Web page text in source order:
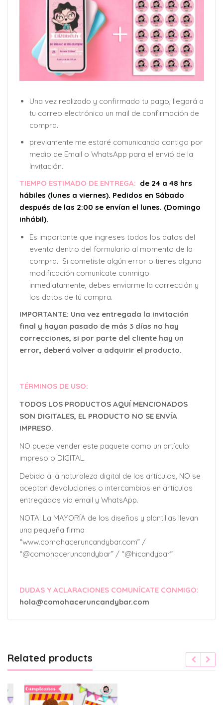
Una vez realizado y confirmado tu pago, llegará a
tu correo electrónico un mail de confirmación de
compra.
previamente me estaré comunicando contigo por
medio de Email o WhatsApp para el envió de la
Invitación.
TIEMPO ESTIMADO DE ENTREGA: de 24 a 48 hrs
hábiles (lunes a viernes). Pedidos en Sábado
después de las 2:00 se envían el lunes. (Domingo
inhábil).
Es importante que ingreses todos los datos del
evento dentro del formulario al momento de la
compra. Si cometiste algún error o tienes alguna
modificación comunícate conmigo
inmediatamente, debes enviarme la corrección y
los datos de tú compra.
IMPORTANTE: Una vez entregada la invitación
final y hayan pasado de más 3 días no hay
correcciones, si por parte del cliente hay un
error, deberá volver a adquirir el producto.
TÉRMINOS DE USO:
TODOS LOS PRODUCTOS AQUÍ MENCIONADOS
SON DIGITALES, EL PRODUCTO NO SE ENVÍA
IMPRESO.
NO puede vender este paquete como un artículo
impreso o DIGITAL.
Debido a la naturaleza digital de los artículos, NO se
aceptan devoluciones o intercambios en artículos
entregados vía email y WhatsApp.
NOTA: La MAYORÍA de los diseños y plantillas llevan
una pequeña firma
“www.comohaceruncandybar.com” /
“@comohaceruncandybar” / “@hicandybar”
DUDAS Y ACLARACIONES COMUNÍCATE CONMIGO:
hola@comohaceruncandybar.com
Related products